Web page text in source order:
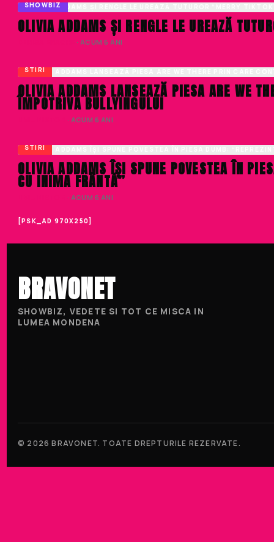
SHOWBIZ
OLIVIA ADDAMS ȘI RENGLE LE UREAZĂ
· ACUM 6 ANI
STIRI
OLIVIA ADDAMS LANSEAZĂ PIESA ARE WE
ÎMPOTRIVA BULLYINGULUI
· ACUM 6 ANI
STIRI
OLIVIA ADDAMS ÎȘI SPUNE POVESTEA ÎN
CU INIMA FRÂNTĂ”
· ACUM 6 ANI
[PSK_AD 970X250]
BRAVONET
SHOWBIZ, VEDETE SI TOT CE MISCA IN
LUMEA MONDENA
© 2026 BRAVONET. TOATE DREPTURILE REZERVATE.